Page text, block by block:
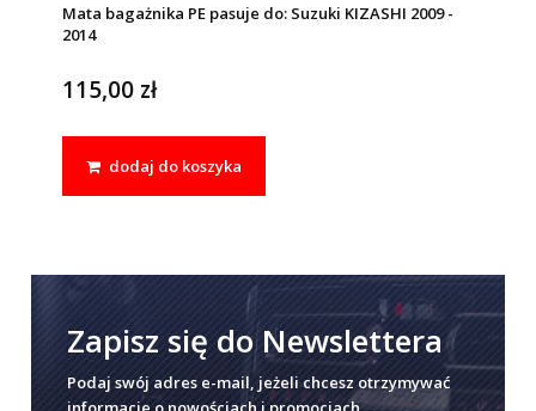
Mata bagażnika PE pasuje do: Suzuki KIZASHI 2009 -
2014
115,00 zł
dodaj do koszyka
Zapisz się do Newslettera
Podaj swój adres e-mail, jeżeli chcesz otrzymywać